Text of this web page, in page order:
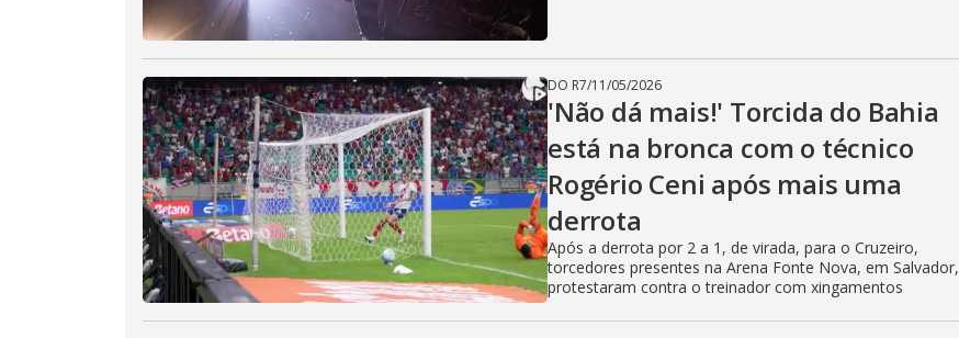
DO R7/11/05/2026
'Não dá mais!' Torcida do Bahia
está na bronca com o técnico
Rogério Ceni após mais uma
derrota
Após a derrota por 2 a 1, de virada, para o Cruzeiro,
torcedores presentes na Arena Fonte Nova, em Salvador,
protestaram contra o treinador com xingamentos